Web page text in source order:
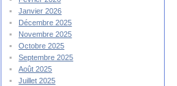
Janvier 2026
Décembre 2025
Novembre 2025
Octobre 2025
Septembre 2025
Août 2025
Juillet 2025